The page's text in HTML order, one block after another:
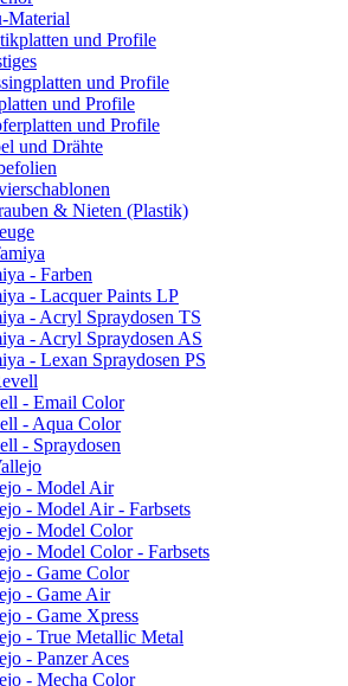
Material
und Profile
und Profile
und Profile
und Profile
und Drähte
& Nieten (Plastik)
- Farben
- Lacquer Paints LP
- Acryl Spraydosen TS
- Acryl Spraydosen AS
- Lexan Spraydosen PS
- Email Color
- Aqua Color
- Spraydosen
- Model Air
- Model Air - Farbsets
- Model Color
- Model Color - Farbsets
- Game Color
- Game Air
- Game Xpress
- True Metallic Metal
- Panzer Aces
- Mecha Color